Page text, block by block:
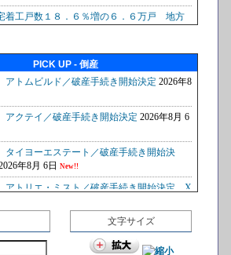
PICK UP - 倒産
文字サイズ